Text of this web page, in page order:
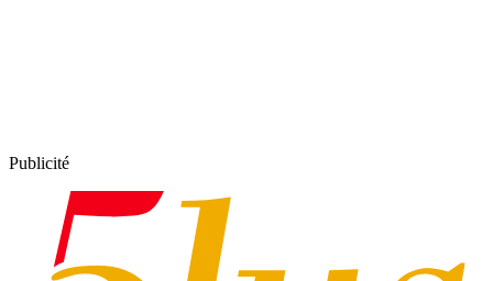
Publicité